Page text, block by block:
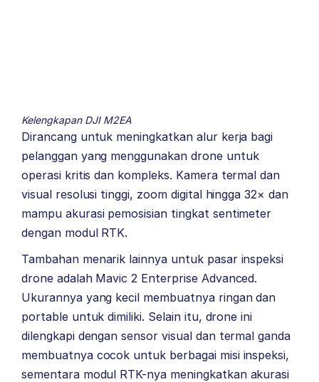
Kelengkapan DJI M2EA
Dirancang untuk meningkatkan alur kerja bagi
pelanggan yang menggunakan drone untuk
operasi kritis dan kompleks. Kamera termal dan
visual resolusi tinggi, zoom digital hingga 32× dan
mampu akurasi pemosisian tingkat sentimeter
dengan modul RTK.
Tambahan menarik lainnya untuk pasar inspeksi
drone adalah Mavic 2 Enterprise Advanced.
Ukurannya yang kecil membuatnya ringan dan
portable untuk dimiliki. Selain itu, drone ini
dilengkapi dengan sensor visual dan termal ganda
membuatnya cocok untuk berbagai misi inspeksi,
sementara modul RTK-nya meningkatkan akurasi